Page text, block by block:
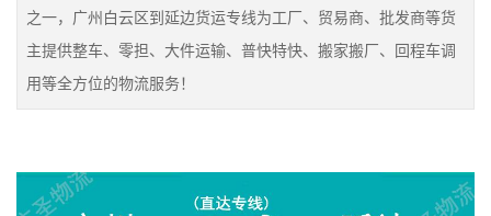
之一，广州白云区到延边货运专线为工厂、贸易商、批发商等货
主提供整车、零担、大件运输、普快特快、搬家搬厂、回程车调
用等全方位的物流服务！